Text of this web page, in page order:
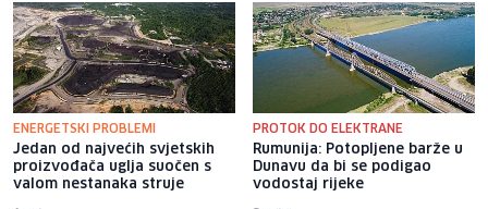
ENERGETSKI PROBLEMI
Jedan od najvećih svjetskih
proizvođača uglja suočen s
valom nestanaka struje
PROTOK DO ELEKTRANE
Rumunija: Potopljene barže u
Dunavu da bi se podigao
vodostaj rijeke